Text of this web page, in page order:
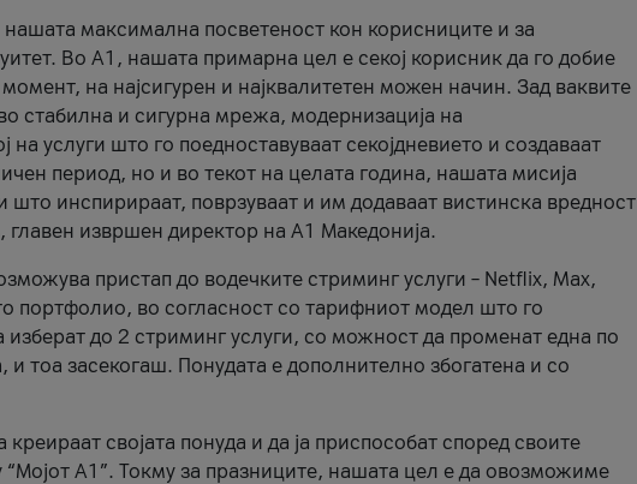
максимална посветеност кон корисниците и за
Во А1, нашата примарна цел е секој корисник да го добие
на најсигурен и најквалитетен можен начин. Зад ваквите
стабилна и сигурна мрежа, модернизација на
услуги што го поедноставуваат секојдневието и создаваат
период, но и во текот на целата година, нашата мисија
што инспирираат, поврзуваат и им додаваат вистинска вредност
извршен директор на А1 Македонија.
пристап до водечките стриминг услуги – Netflix, Max,
портфолио, во согласност со тарифниот модел што го
до 2 стриминг услуги, со можност да променат една по
тоа засекогаш. Понудата е дополнително збогатена и со
својата понуда и да ја приспособат според своите
А1”. Токму за празниците, нашата цел е да овозможиме